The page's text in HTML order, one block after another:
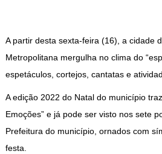
A partir desta sexta-feira (16), a cidade
Metropolitana mergulha no clima do
espetáculos, cortejos, cantatas e
A edição 2022 do Natal do município
Emoções” e já pode ser visto nos sete
Prefeitura do município, ornados com
festa.